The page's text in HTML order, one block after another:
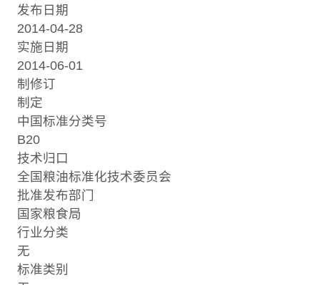
发布日期
2014-04-28
实施日期
2014-06-01
制修订
制定
中国标准分类号
B20
技术归口
全国粮油标准化技术委员会
批准发布部门
国家粮食局
行业分类
无
标准类别